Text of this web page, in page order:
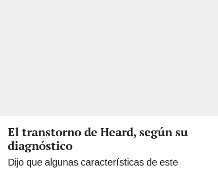
El transtorno de Heard, según su
diagnóstico
Dijo que algunas características de este